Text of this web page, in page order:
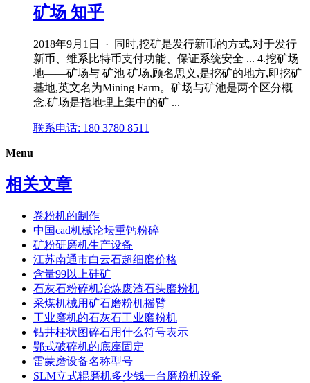
矿场 知乎
2018年9月1日 · 同时,挖矿是发行新币的方式,对于发行
新币、维系比特币支付功能、保证系统安全 ... 4.挖矿场
地——矿场与 矿池 矿场,顾名思义,是挖矿的地方,即挖矿
基地,英文名为Mining Farm。矿场与矿池是两个区分概
念,矿场是指地理上集中的矿 ...
联系电话: 180 3780 8511
Menu
相关文章
卷粉机的制作
中国cad机械论坛重钙粉碎
矿粉研磨机生产设备
江苏南通市白云石超细磨价格
含量99以上硅矿
石灰石粉碎机冶炼废渣石头磨粉机
采煤机械用矿石磨粉机摇臂
工业磨机的石灰石工业磨粉机
钻井柱状图碎石用什么符号表示
鄂式破碎机的底座固定
雷蒙磨设备名称型号
SLM立式辊磨机多少钱一台磨粉机设备